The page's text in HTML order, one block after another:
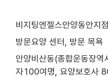
비지팅엔젤스안양동안지점
방문요양 센터, 방문 목욕
안양비산동(종합운동장
자100여명, 요양보호사